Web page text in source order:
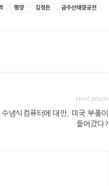
평양 김정은 금수산태양궁전
Next article
냉식컴퓨터에 대만, 미국 부품이
들어갔다?